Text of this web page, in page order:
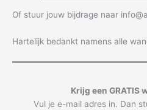
Of stuur jouw bijdrage naar
Hartelijk bedankt namens alle
Krijg een GRATIS
Vul je e-mail adres in. Dan